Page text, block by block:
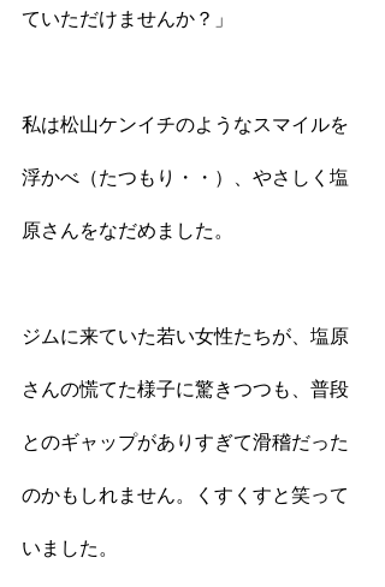
ていただけませんか？」
私は松山ケンイチのようなスマイルを
浮かべ（たつもり・・）、やさしく塩
原さんをなだめました。
ジムに来ていた若い女性たちが、塩原
さんの慌てた様子に驚きつつも、普段
とのギャップがありすぎて滑稽だった
のかもしれません。くすくすと笑って
いました。